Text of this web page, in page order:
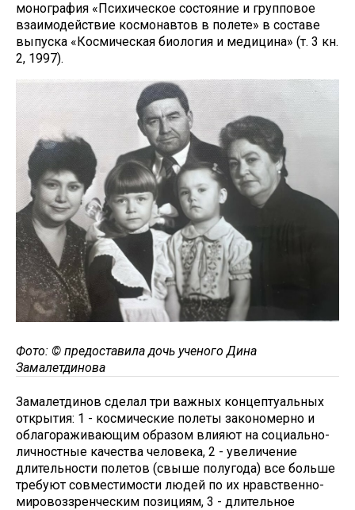
монография «Психическое состояние и групповое
взаимодействие космонавтов в полете» в составе
выпуска «Космическая биология и медицина» (т. 3 кн.
2, 1997).
Фото: © предоставила дочь ученого Дина
Замалетдинова
Замалетдинов сделал три важных концептуальных
открытия: 1 - космические полеты закономерно и
облагораживающим образом влияют на социально-
личностные качества человека, 2 - увеличение
длительности полетов (свыше полугода) все больше
требуют совместимости людей по их нравственно-
мировоззренческим позициям, 3 - длительное